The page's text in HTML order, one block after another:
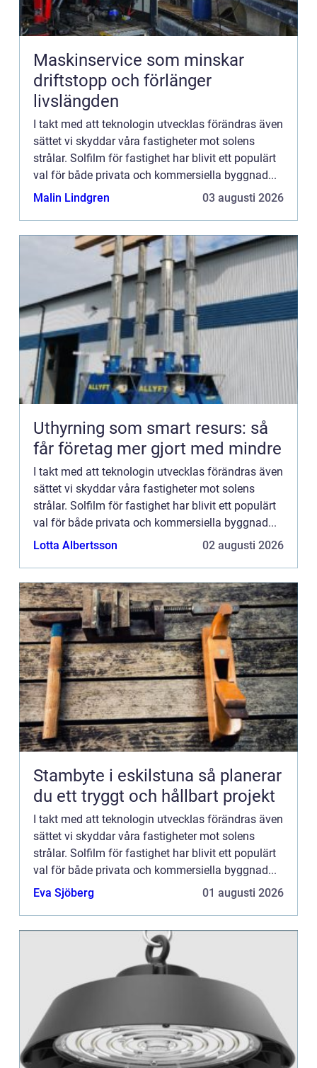
Maskinservice som minskar
driftstopp och förlänger
livslängden
I takt med att teknologin utvecklas förändras även
sättet vi skyddar våra fastigheter mot solens
strålar. Solfilm för fastighet har blivit ett populärt
val för både privata och kommersiella byggnad...
Malin Lindgren
03 augusti 2026
Uthyrning som smart resurs: så
får företag mer gjort med mindre
I takt med att teknologin utvecklas förändras även
sättet vi skyddar våra fastigheter mot solens
strålar. Solfilm för fastighet har blivit ett populärt
val för både privata och kommersiella byggnad...
Lotta Albertsson
02 augusti 2026
Stambyte i eskilstuna så planerar
du ett tryggt och hållbart projekt
I takt med att teknologin utvecklas förändras även
sättet vi skyddar våra fastigheter mot solens
strålar. Solfilm för fastighet har blivit ett populärt
val för både privata och kommersiella byggnad...
Eva Sjöberg
01 augusti 2026